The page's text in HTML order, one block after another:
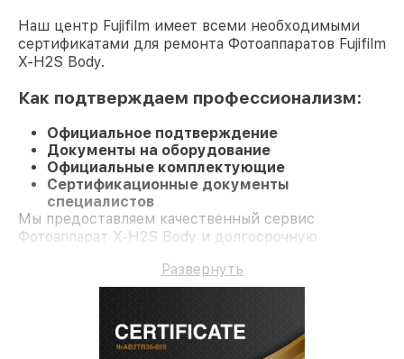
Наш центр Fujifilm имеет всеми необходимыми
сертификатами для ремонта Фотоаппаратов Fujifilm
X-H2S Body.
Как подтверждаем профессионализм:
Официальное подтверждение
Документы на оборудование
Официальные комплектующие
Сертификационные документы
специалистов
Мы предоставляем качественный сервис
Фотоаппарат X-H2S Body и долгосрочную
Развернуть